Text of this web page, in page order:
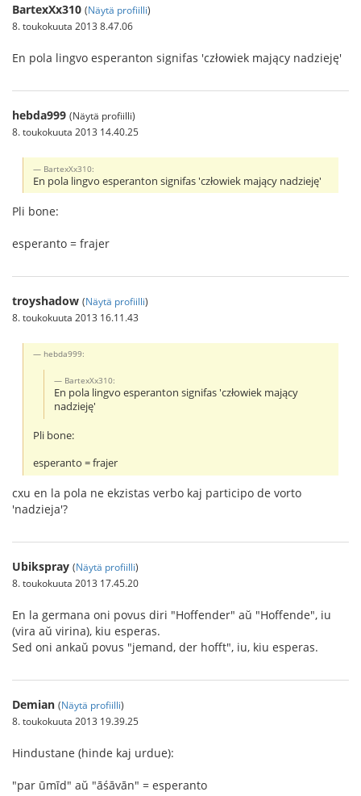
BartexXx310 (Näytä profiilli)
8. toukokuuta 2013 8.47.06
En pola lingvo esperanton signifas 'człowiek mający nadzieję'
hebda999 (Näytä profiilli)
8. toukokuuta 2013 14.40.25
BartexXx310:
En pola lingvo esperanton signifas 'człowiek mający nadzieję'
Pli bone:
esperanto = frajer
troyshadow (Näytä profiilli)
8. toukokuuta 2013 16.11.43
hebda999:
BartexXx310:
En pola lingvo esperanton signifas 'człowiek mający
nadzieję'
Pli bone:
esperanto = frajer
cxu en la pola ne ekzistas verbo kaj participo de vorto
'nadzieja'?
Ubikspray (Näytä profiilli)
8. toukokuuta 2013 17.45.20
En la germana oni povus diri "Hoffender" aŭ "Hoffende", iu
(vira aŭ virina), kiu esperas.
Sed oni ankaŭ povus "jemand, der hofft", iu, kiu esperas.
Demian (Näytä profiilli)
8. toukokuuta 2013 19.39.25
Hindustane (hinde kaj urdue):
"par ūmīd" aŭ "āśāvān" = esperanto